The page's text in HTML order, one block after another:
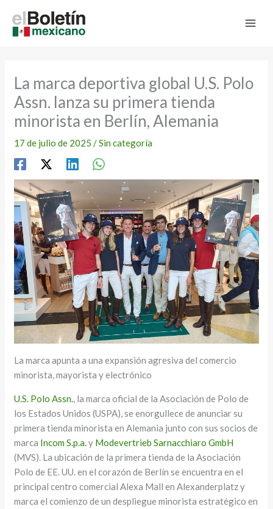
contenido
La marca deportiva global U.S. Polo
Assn. lanza su primera tienda
minorista en Berlín, Alemania
17 de julio de 2025/Sin categoría
La marca apunta a una expansión agresiva del comercio
minorista, mayorista y electrónico
U.S. Polo Assn., la marca oficial de la Asociación de Polo de
los Estados Unidos (USPA), se enorgullece de anunciar su
primera tienda minorista en Alemania junto con sus socios de
marca Incom S.p.a.y Modevertrieb Sarnacchiaro GmbH
(MVS). La ubicación de la primera tienda de la Asociación
Polo de EE. UU. en el corazón de Berlín se encuentra en el
principal centro comercial Alexa Mall en Alexanderplatz y
marca el comienzo de un despliegue minorista estratégico en